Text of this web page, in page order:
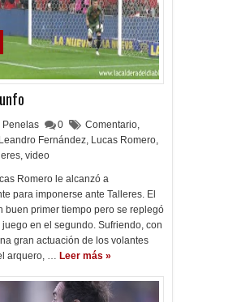
Penelas 0 Comentario,
Leandro Fernández, Lucas Romero,
, video
Romero le alcanzó a
para imponerse ante Talleres. El
buen primer tiempo pero se replegó
en el segundo. Sufriendo, con
gran actuación de los volantes
arquero, … Leer más »